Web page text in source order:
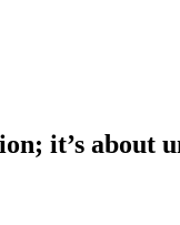
it’s about